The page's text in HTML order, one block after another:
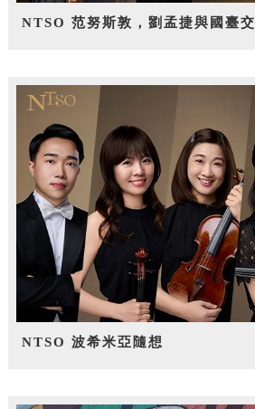
NTSO 范努斯敦，劉孟捷與國臺交
NTSO 波希米亞隨想